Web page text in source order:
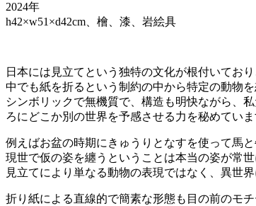
2024年
h42×w51×d42cm、檜、漆、岩絵具
日本には見立てという独特の文化が根付いてお
中でも紙を折るという制約の中から特定の動物
シンボリックで無機質で、構造も明快ながら、
ろにどこか別の世界を予感させる力を秘めていま
例えばお盆の時期にきゅうりとなすを使って馬
現世で仮の姿を纏うということは本当の姿が常
見立てにより単なる動物の表現ではなく、異世
折り紙による直線的で簡素な形態も目の前のモ